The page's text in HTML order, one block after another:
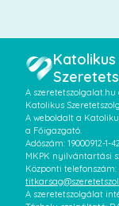
Katolikus
A
Katolikus
A weboldalt a
a Főigazgató.
Adószám: 19000912-1-42
MKPK nyilvántartási
Központi telefonszám:
A szeretetszolgálat